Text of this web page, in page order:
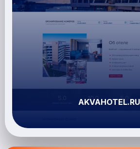
AKVAHOTEL.RU